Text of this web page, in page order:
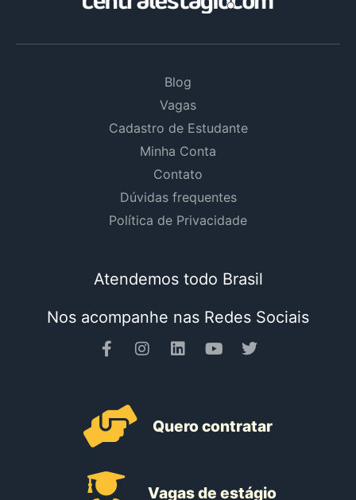
Blog
Vagas
Cadastro de Estudante
Minha Conta
Contato
Dúvidas frequentes
Política de Privacidade
Atendemos todo Brasil
Nos acompanhe nas Redes Sociais
Quero contratar
Vagas de estágio